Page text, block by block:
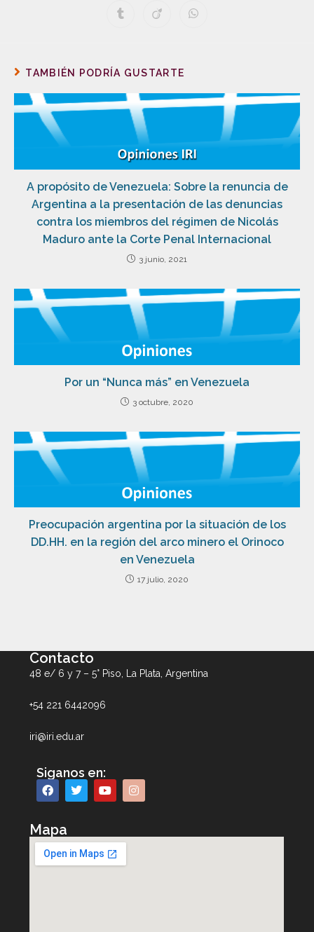
TAMBIÉN PODRÍA GUSTARTE
A propósito de Venezuela: Sobre la renuncia de
Argentina a la presentación de las denuncias
contra los miembros del régimen de Nicolás
Maduro ante la Corte Penal Internacional
3 junio, 2021
Por un “Nunca más” en Venezuela
3 octubre, 2020
Preocupación argentina por la situación de los
DD.HH. en la región del arco minero el Orinoco
en Venezuela
17 julio, 2020
Contacto
48 e/ 6 y 7 – 5° Piso, La Plata, Argentina
+54 221 6442096
iri@iri.edu.ar
Siganos en:
Mapa